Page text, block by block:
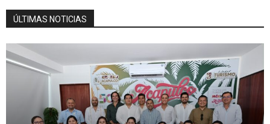
ÚLTIMAS NOTICIAS